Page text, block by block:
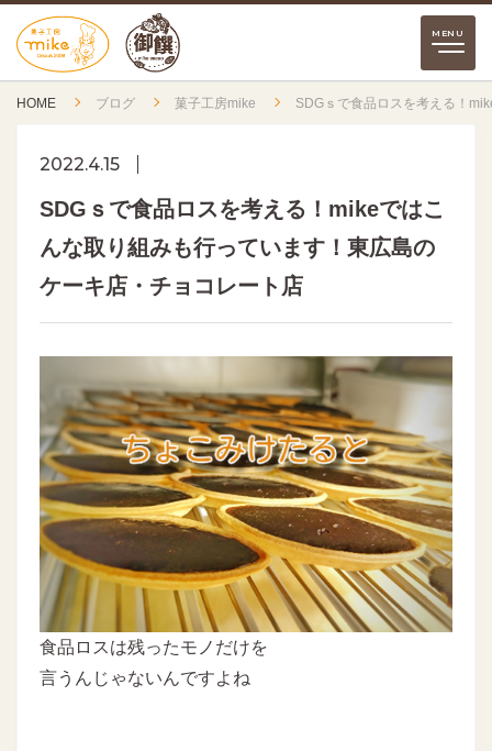
HOME ブログ 菓子工房mike SDGｓで食品ロスを考える！
2022.4.15
SDGｓで食品ロスを考える！mikeではこ
んな取り組みも行っています！東広島の
ケーキ店・チョコレート店
食品ロスは残ったモノだけを
言うんじゃないんですよね